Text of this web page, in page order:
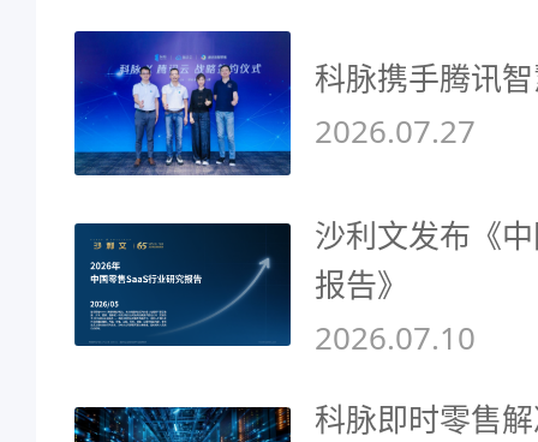
科脉携手腾讯
2026.07.27
沙利文发布《
报告》
2026.07.10
科脉即时零售